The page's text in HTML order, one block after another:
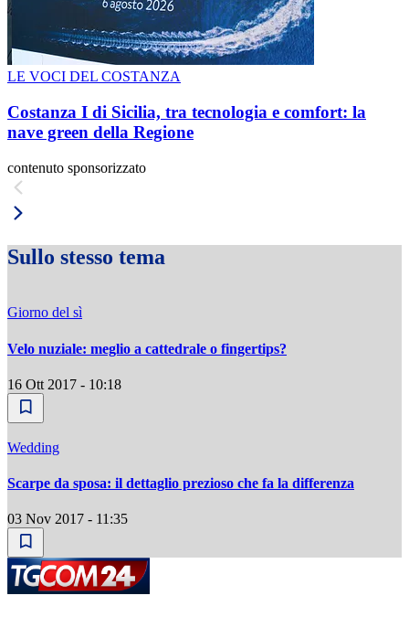
LE VOCI DEL COSTANZA
Costanza I di Sicilia, tra tecnologia e comfort: la
nave green della Regione
contenuto sponsorizzato
Sullo stesso tema
Giorno del sì
Velo nuziale: meglio a cattedrale o fingertips?
16 Ott 2017 - 10:18
Wedding
Scarpe da sposa: il dettaglio prezioso che fa la differenza
03 Nov 2017 - 11:35